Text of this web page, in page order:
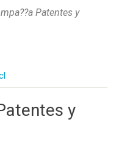
Patentes y
y